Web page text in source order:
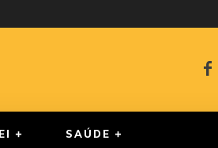
SAÚDE